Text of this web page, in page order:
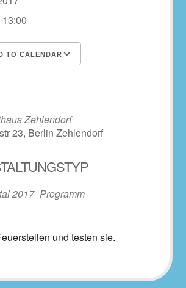
TO CALENDAR
Zehlendorf
23, Berlin Zehlendorf
2017 Programm
und testen sie.